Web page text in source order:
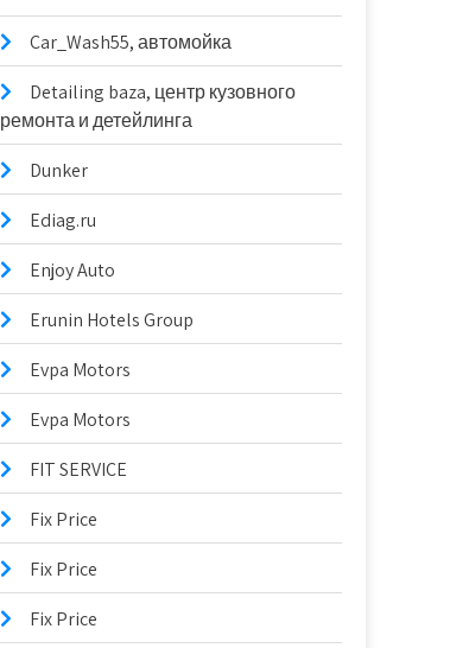
Car_Wash55, автомойка
Detailing baza, центр кузовного
ремонта и детейлинга
Dunker
Ediag.ru
Enjoy Auto
Erunin Hotels Group
Evpa Motors
Evpa Motors
FIT SERVICE
Fix Price
Fix Price
Fix Price